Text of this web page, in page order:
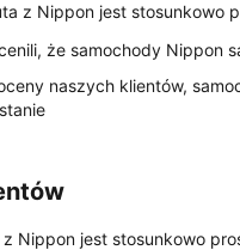
z Nippon jest stosunkowo
że samochody Nippon
naszych klientów,
Nippon jest stosunkowo